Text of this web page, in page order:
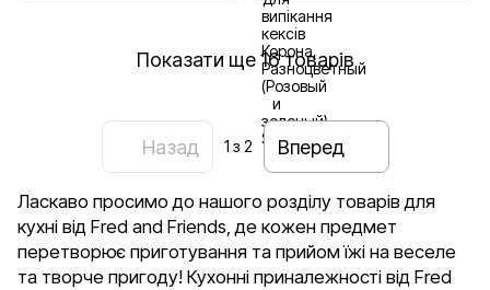
Показати ще 16 товарів
Назад 1 з 2 Вперед
Ласкаво просимо до нашого розділу товарів для
кухні від Fred and Friends, де кожен предмет
перетворює приготування та прийом їжі на веселе
та творче пригоду! Кухонні приналежності від Fred